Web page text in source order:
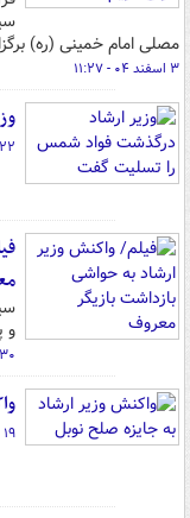
مصلی امام خمینی (ره)
۳ اسفند ۰۴ - ۱۱:۲۷
۲۲ آبان ۰۴ - ۱۷:۵۰
و
۳۰ مهر ۰۴ - ۱۲:۳۶
۱۹ مهر ۰۴ - ۱۰:۰۰